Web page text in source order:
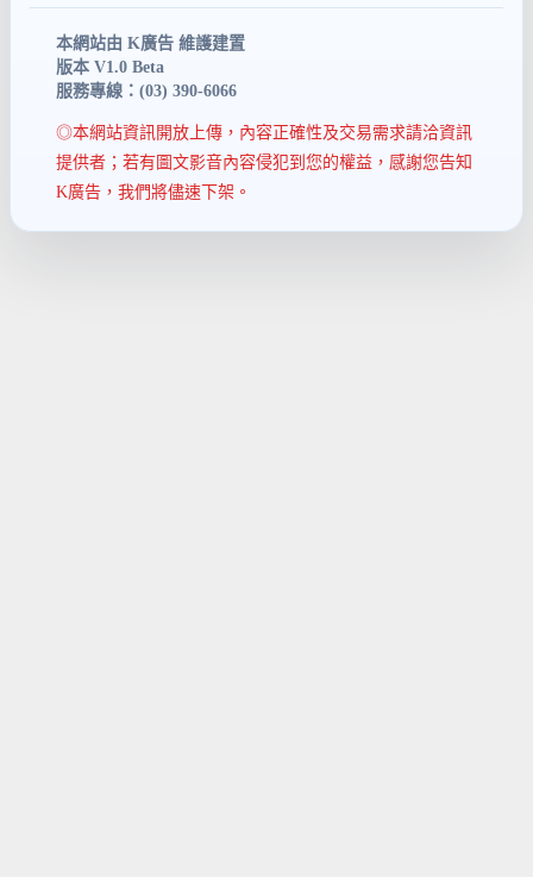
本網站由 K廣告 維護建置
版本 V1.0 Beta
服務專線：(03) 390-6066
◎本網站資訊開放上傳，內容正確性及交易需求請洽資訊
提供者；若有圖文影音內容侵犯到您的權益，感謝您告知
K廣告，我們將儘速下架。